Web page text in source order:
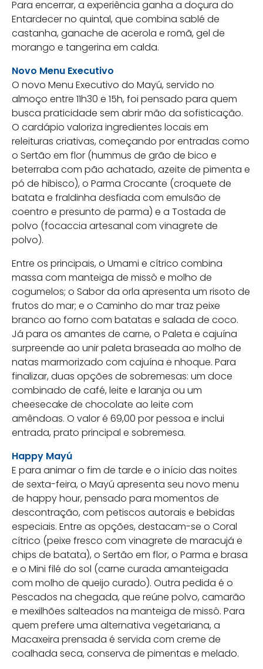
Para encerrar, a experiência ganha a doçura do
Entardecer no quintal, que combina sablé de
castanha, ganache de acerola e romã, gel de
morango e tangerina em calda.
Novo Menu Executivo
O novo Menu Executivo do Mayú, servido no
almoço entre 11h30 e 15h, foi pensado para quem
busca praticidade sem abrir mão da sofisticação.
O cardápio valoriza ingredientes locais em
releituras criativas, começando por entradas como
o Sertão em flor (hummus de grão de bico e
beterraba com pão achatado, azeite de pimenta e
pó de hibisco), o Parma Crocante (croquete de
batata e fraldinha desfiada com emulsão de
coentro e presunto de parma) e a Tostada de
polvo (focaccia artesanal com vinagrete de
polvo).
Entre os principais, o Umami e cítrico combina
massa com manteiga de missô e molho de
cogumelos; o Sabor da orla apresenta um risoto de
frutos do mar; e o Caminho do mar traz peixe
branco ao forno com batatas e salada de coco.
Já para os amantes de carne, o Paleta e cajuína
surpreende ao unir paleta braseada ao molho de
natas marmorizado com cajuína e nhoque. Para
finalizar, duas opções de sobremesas: um doce
combinado de café, leite e laranja ou um
cheesecake de chocolate ao leite com
amêndoas. O valor é 69,00 por pessoa e inclui
entrada, prato principal e sobremesa.
Happy Mayú
E para animar o fim de tarde e o início das noites
de sexta-feira, o Mayú apresenta seu novo menu
de happy hour, pensado para momentos de
descontração, com petiscos autorais e bebidas
especiais. Entre as opções, destacam-se o Coral
cítrico (peixe fresco com vinagrete de maracujá e
chips de batata), o Sertão em flor, o Parma e brasa
e o Mini filé do sol (carne curada amanteigada
com molho de queijo curado). Outra pedida é o
Pescados na chegada, que reúne polvo, camarão
e mexilhões salteados na manteiga de missô. Para
quem prefere uma alternativa vegetariana, a
Macaxeira prensada é servida com creme de
coalhada seca, conserva de pimentas e melado.